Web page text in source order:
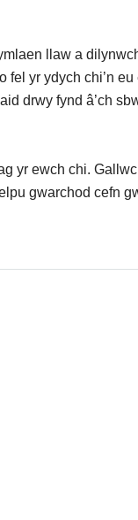
llaw a
fel yr ydych chi’n
drwy fynd â’ch
yr ewch chi.
gwarchod cefn